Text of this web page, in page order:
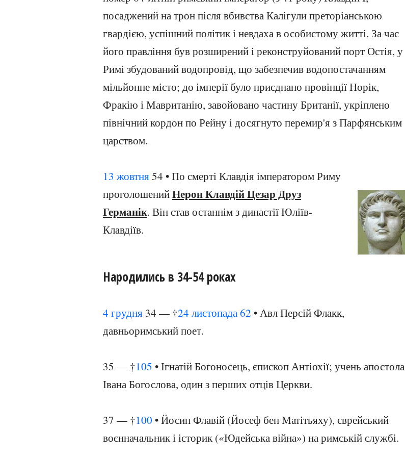
посаджений на трон після вбивства Калігули преторіанською
гвардією, успішний політик і невдаха в особистому житті. За час
його правління був розширений і реконструйований порт Остія, у
Римі збудований водопровід, що забезпечив водопостачанням
мільйонне місто; до імперії було приєднано провінції Норік,
Фракію і Мавританію, завойовано частину Британії, укріплено
північний кордон по Рейну і досягнуто перемир'я з Парфянським
царством.
13 жовтня54 • По смерті Клавдія імператором Риму
проголошенийНерон Клавдій Цезар Друз
Германік. Він став останнім з династії Юліїв-
Клавдіїв.
Народились в 34-54 роках
4 грудня 34 — †24 листопада62 • Авл Персій Флакк,
давньоримський поет.
35 — †105 • Ігнатій Богоносець, єпископ Антіохії; учень апостола
Івана Богослова, один з перших отців Церкви.
37 — †100 • Йосип Флавій (Йосеф бен Матітьяху), єврейський
воєнначальник і історик («Юдейська війна») на римській службі.